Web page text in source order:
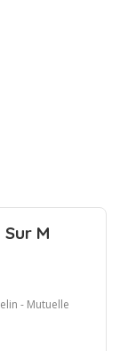
M
- Mutuelle